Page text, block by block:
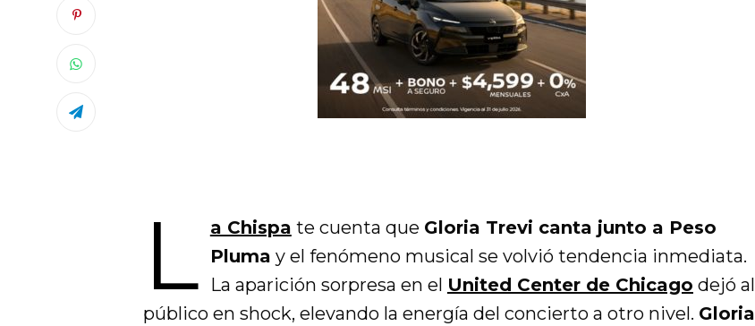
L a Chispa te cuenta que Gloria Trevi canta junto a Peso
Pluma y el fenómeno musical se volvió tendencia inmediata.
La aparición sorpresa en el United Center de Chicago dejó al
público en shock, elevando la energía del concierto a otro nivel. Gloria